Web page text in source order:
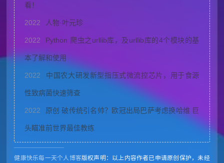
看！
2022 人物·叶元珍
2022 Python 爬虫之urllib库，及urllib库的4个模块的基
本了解和使用
2022 中国农大研发新型指压式微流控芯片，用于食源
性致病菌快速筛查
2022 原创 破传统引名帅？欧冠出局巴萨考虑换哈维 巨
头瞄准前世界最佳教练
健康快乐每一天个人博客版权声明：以上内容作者已申请原创保护，未经